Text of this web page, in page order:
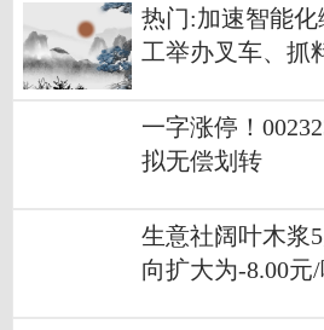
热门:加速智能
工举办叉车、抓
一字涨停！
拟无偿划转
生意社阔叶木浆
向扩大为-8.00元